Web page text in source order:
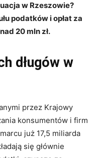
w Rzeszowie?
podatków i opłat za
20 mln zł.
długów w
przez Krajowy
konsumentów i firm
już 17,5 miliarda
się głównie